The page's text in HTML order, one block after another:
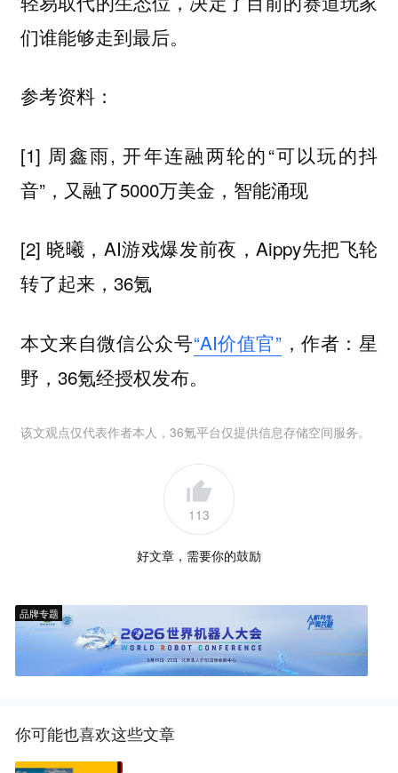
们谁能够走到最后。
参考资料：
[1] 周鑫雨, 开年连融两轮的“可以玩的抖
音”，又融了5000万美金，智能涌现
[2] 晓曦，AI游戏爆发前夜，Aippy先把飞轮
转了起来，36氪
本文来自微信公众号“AI价值官”，作者：星
野，36氪经授权发布。
该文观点仅代表作者本人，36氪平台仅提供信息存储空间服务。
113
好文章，需要你的鼓励
品牌专题
你可能也喜欢这些文章